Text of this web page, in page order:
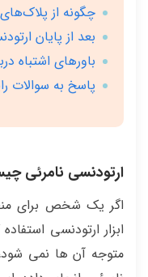
چگونه از
بعد از پایان
باورهای اشتباه
پاسخ به سوالات
ارتودنسی نامرئی
اگر یک شخص برای
ابزار ارتودنسی
متوجه آن ها نمی